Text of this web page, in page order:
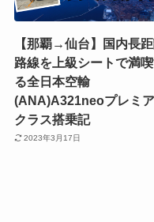
【那覇→仙台】国内長
路線を上級シートで満
る全日本空輸
(ANA)A321neoプレミ
クラス搭乗記
2023年3月17日